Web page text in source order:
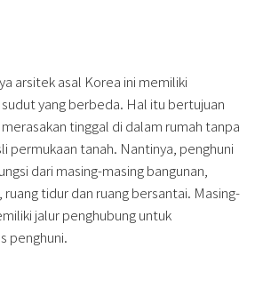
arsitek asal Korea ini memiliki
yang berbeda. Hal itu bertujuan
tinggal di dalam rumah tanpa
permukaan tanah. Nantinya, penghuni
dari masing-masing bangunan,
tidur dan ruang bersantai. Masing-
jalur penghubung untuk
penghuni.